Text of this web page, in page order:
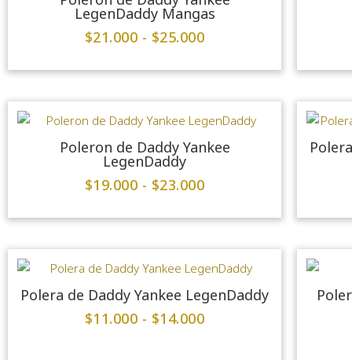
LegenDaddy Mangas
$21.000 - $25.000
Poleron de Daddy Yankee
LegenDaddy
$19.000 - $23.000
Polera de Daddy Yankee LegenDaddy
$11.000 - $14.000